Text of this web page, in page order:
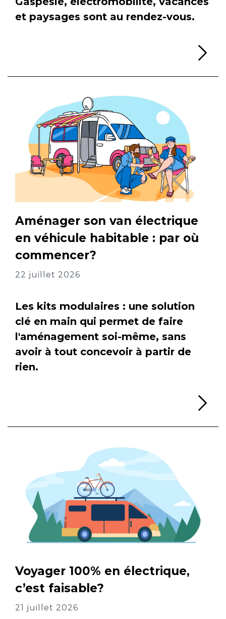
et paysages sont au rendez-vous.
Aménager son van électrique
en véhicule habitable : par où
commencer?
22 juillet 2026
Les kits modulaires : une solution
clé en main qui permet de faire
l'aménagement soi-même, sans
avoir à tout concevoir à partir de
rien.
Voyager 100% en électrique,
c’est faisable?
21 juillet 2026